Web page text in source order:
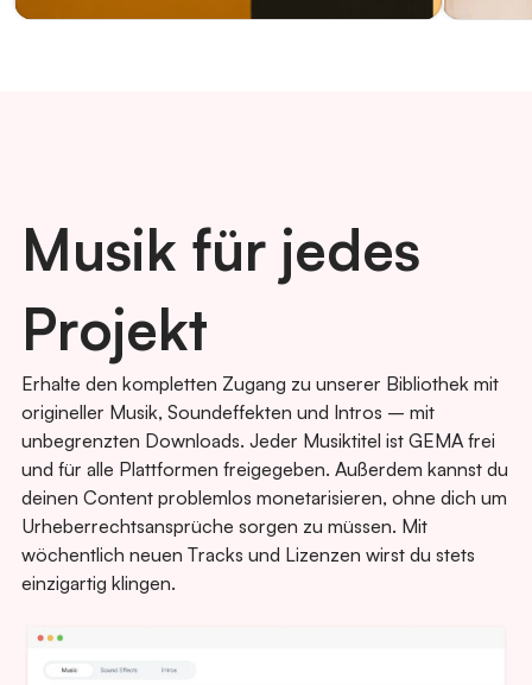
Musik für jedes
Projekt
Erhalte den kompletten Zugang zu unserer Bibliothek mit
origineller Musik, Soundeffekten und Intros – mit
unbegrenzten Downloads. Jeder Musiktitel ist GEMA frei
und für alle Plattformen freigegeben. Außerdem kannst du
deinen Content problemlos monetarisieren, ohne dich um
Urheberrechtsansprüche sorgen zu müssen. Mit
wöchentlich neuen Tracks und Lizenzen wirst du stets
einzigartig klingen.